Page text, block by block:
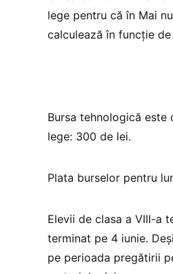
lege pentru că în Mai
calculează în funcție
Bursa tehnologică
lege: 300 de lei.
Plata burselor pentru
Elevii de clasa a VIII-a
terminat pe 4 iunie.
pe perioada pregătirii